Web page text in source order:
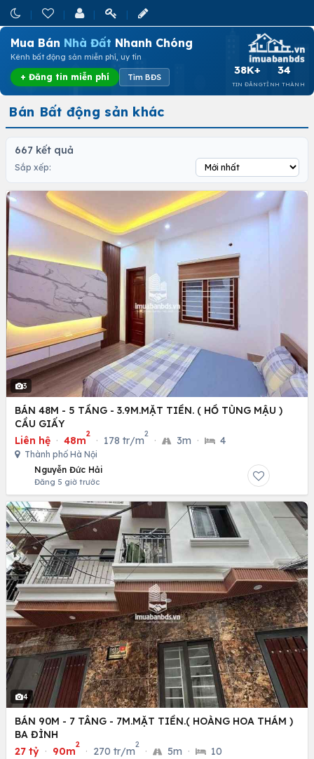
Mua Bán Nhà Đất Nhanh Chóng
Kênh bất động sản miễn phí, uy tín
+ Đăng tin miễn phí Tìm BĐS
38K+
TIN ĐĂNG
34
TỈNH THÀNH
Bán Bất động sản khác
667 kết quả
Sắp xếp:
3
BÁN 48M - 5 TẦNG - 3.9M.MẶT TIỀN. ( HỒ TÙNG MẬU )
CẦU GIẤY
Liên hệ · 48m
2
· 178 tr/m
2
· 3m · 4
Thành phố Hà Nội
Nguyễn Đức Hải
Đăng 5 giờ trước
4
BÁN 90M - 7 TÂNG - 7M.MẶT TIỀN.( HOÀNG HOA THÁM )
BA ĐÌNH
27 tỷ · 90m
2
· 270 tr/m
2
· 5m · 10